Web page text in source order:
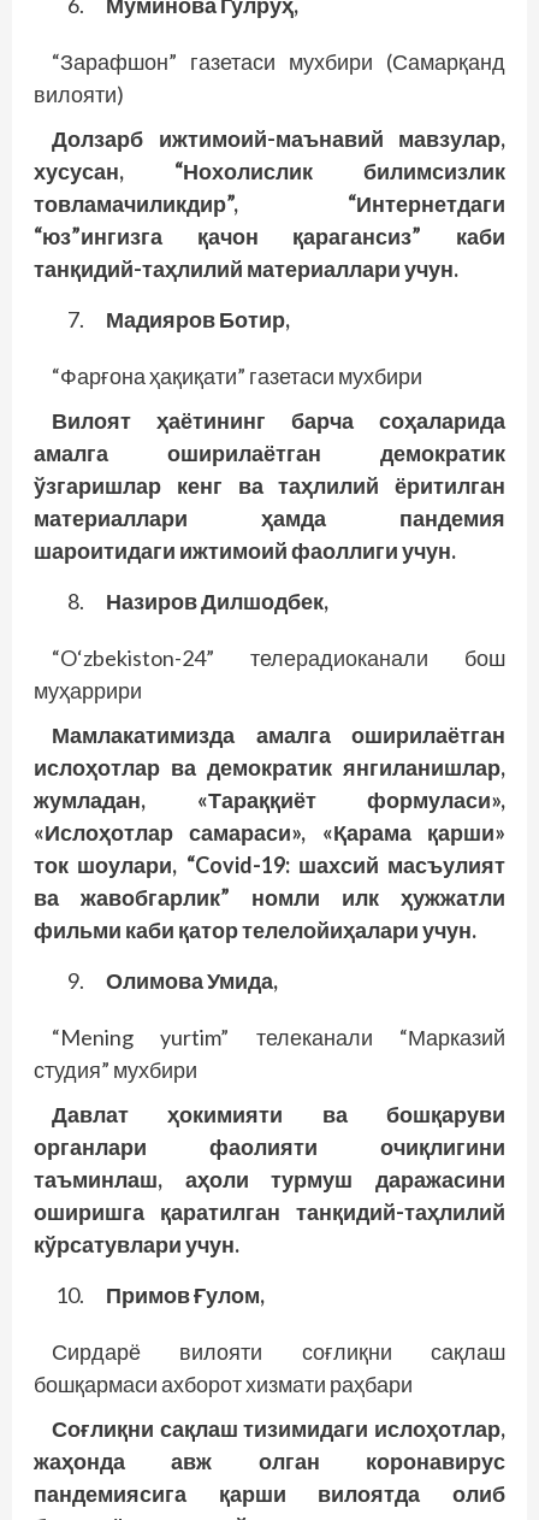
“Зарафшон” газетаси мухбири (Самарқанд
вилояти)
Долзарб ижтимоий-маънавий мавзулар,
хусусан, “Нохолислик билимсизлик
товламачиликдир”, “Интернетдаги
“юз”ингизга қачон қарагансиз” каби
танқидий-таҳлилий материаллари учун.
Мадияров Ботир,
“Фарғона ҳақиқати” газетаси мухбири
Вилоят ҳаётининг барча соҳаларида
амалга оширилаётган демократик
ўзгаришлар кенг ва таҳлилий ёритилган
материаллари ҳамда пандемия
шароитидаги ижтимоий фаоллиги учун.
Назиров Дилшодбек,
“O‘zbekiston-24” телерадиоканали бош
муҳаррири
Мамлакатимизда амалга оширилаётган
ислоҳотлар ва демократик янгиланишлар,
жумладан, «Тараққиёт формуласи»,
«Ислоҳотлар самараси», «Қарама қарши»
ток шоулари, “Covid-19: шахсий масъулият
ва жавобгарлик” номли илк ҳужжатли
фильми каби қатор телелойиҳалари учун.
Олимова Умида,
“Mening yurtim” телеканали “Марказий
студия” мухбири
Давлат ҳокимияти ва бошқаруви
органлари фаолияти очиқлигини
таъминлаш, аҳоли турмуш даражасини
оширишга қаратилган танқидий-таҳлилий
кўрсатувлари учун.
Примов Ғулом,
Сирдарё вилояти соғлиқни сақлаш
бошқармаси ахборот хизмати раҳбари
Соғлиқни сақлаш тизимидаги ислоҳотлар,
жаҳонда авж олган коронавирус
пандемиясига қарши вилоятда олиб